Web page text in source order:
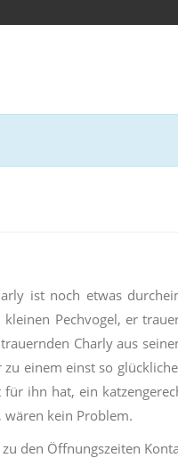
ist noch etwas
Pechvogel, er
Charly aus
einem einst so
ihn hat, ein
kein Problem.
den Öffnungszeiten